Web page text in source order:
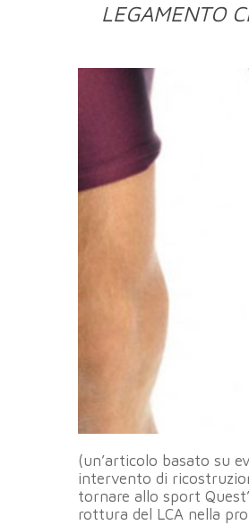
LEGAMENTO
(un’articolo basato su
intervento di
tornare allo sport
rottura del LCA nella